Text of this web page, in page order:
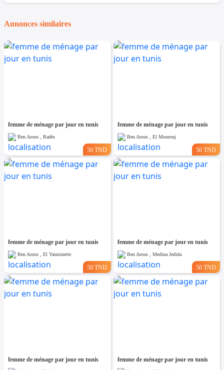
Annonces similaires
femme de ménage par jour en tunis
Ben Arous , Radès
50 TND
femme de ménage par jour en tunis
Ben Arous , El Mourouj
50 TND
femme de ménage par jour en tunis
Ben Arous , El Yasminette
50 TND
femme de ménage par jour en tunis
Ben Arous , Medina Jedida
50 TND
femme de ménage par jour en tunis femme de ménage par jour en tunis